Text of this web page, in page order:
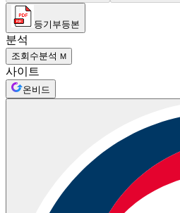
등기부등본
분석
조회수분석 M
사이트
온비드